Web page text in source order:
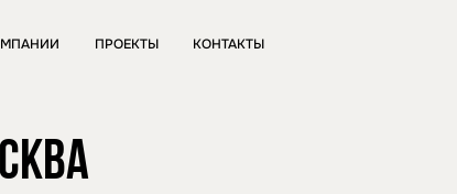
ПРОЕКТЫ КОНТАКТЫ